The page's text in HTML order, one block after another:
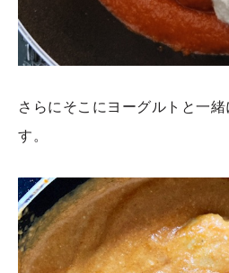
さらにそこにヨーグルトと一
す。